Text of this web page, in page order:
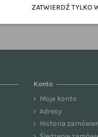
Konto
Moje konto
Adresy
Historia
ZATWIERDŹ TYLKO